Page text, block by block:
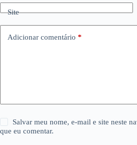
Site
Adicionar comentário *
Salvar meu nome, e-mail e site neste
que eu comentar.